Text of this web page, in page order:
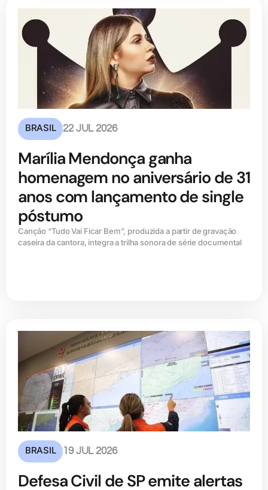
BRASIL 22 JUL 2026
Marília Mendonça ganha
homenagem no aniversário de 31
anos com lançamento de single
póstumo
Canção “Tudo Vai Ficar Bem”, produzida a partir de gravação
caseira da cantora, integra a trilha sonora de série documental
BRASIL 19 JUL 2026
Defesa Civil de SP emite alertas